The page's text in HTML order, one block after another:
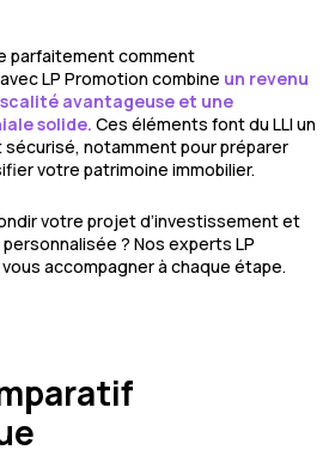
parfaitement comment
LP Promotion combine un revenu
avantageuse et une
solide. Ces éléments font du LLI un
notamment pour préparer
votre patrimoine immobilier.
votre projet d’investissement et
? Nos experts LP
accompagner à chaque étape.